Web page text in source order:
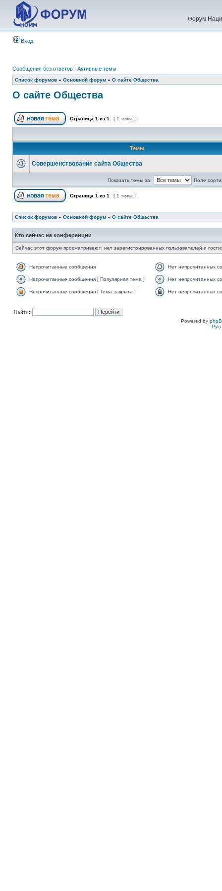
Форум
Вход
Сообщения без ответов | Активные темы
Список форумов » Основной форум » О сайте Общества
О сайте Общества
Страница 1 из 1 [ 1 тема ]
Темы
Совершенствование сайта Общества
Показать темы за: Поле
Страница 1 из 1 [ 1 тема ]
Список форумов » Основной форум » О сайте Общества
Кто сейчас на конференции
Сейчас этот форум просматривают: нет зарегистрированных пользователей и
Непрочитанные сообщения Нет непрочитанных
Непрочитанные сообщения [ Популярная тема ] Нет непрочитанных
Непрочитанные сообщения [ Тема закрыта ] Нет непрочитанных
Найти:
Powered by